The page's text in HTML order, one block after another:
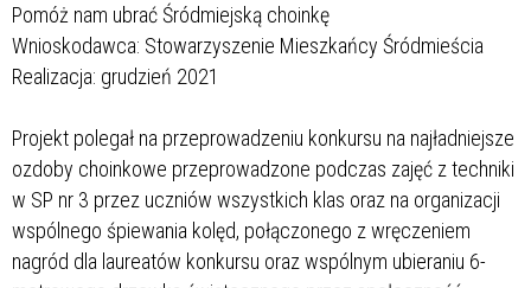
Pomóż nam ubrać Śródmiejską choinkę
Wnioskodawca: Stowarzyszenie Mieszkańcy Śródmieścia
Realizacja: grudzień 2021
Projekt polegał na przeprowadzeniu konkursu na najładniejsze
ozdoby choinkowe przeprowadzone podczas zajęć z techniki
w SP nr 3 przez uczniów wszystkich klas oraz na organizacji
wspólnego śpiewania kolęd, połączonego z wręczeniem
nagród dla laureatów konkursu oraz wspólnym ubieraniu 6-